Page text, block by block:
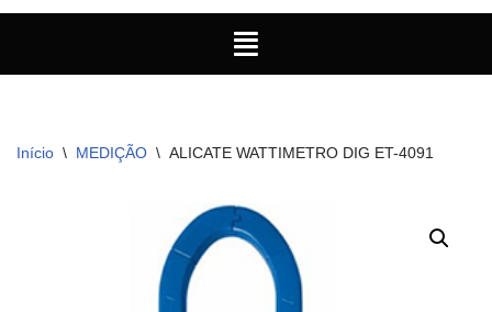
Início \ MEDIÇÃO \ ALICATE WATTIMETRO DIG ET-4091